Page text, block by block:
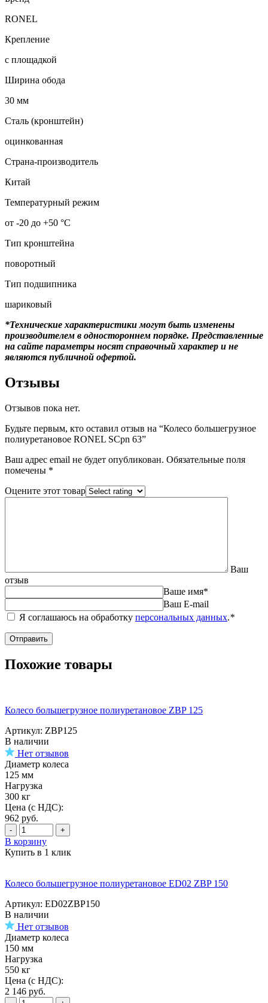
RONEL
Крепление
с площадкой
Ширина обода
30 мм
Сталь (кронштейн)
оцинкованная
Страна-производитель
Китай
Температурный режим
от -20 до +50 °С
Тип кронштейна
поворотный
Тип подшипника
шариковый
*Технические характеристики могут быть изменены
производителем в одностороннем порядке. Представленные
на сайте параметры носят справочный характер и не
являются публичной офертой.
Отзывы
Отзывов пока нет.
Будьте первым, кто оставил отзыв на “Колесо большегрузное
полиуретановое RONEL SCpn 63”
Ваш адрес email не будет опубликован. Обязательные поля
помечены *
Оцените этот товар
Ваш
отзыв
Ваше имя*
Ваш E-mail
Я соглашаюсь на обработку персональных данных.*
Похожие товары
Колесо большегрузное полиуретановое ZBP 125
Артикул: ZBP125
В наличии
Нет отзывов
Диаметр колеса
125 мм
Нагрузка
300 кг
Цена (с НДС):
962 руб.
- +
В корзину
Купить в 1 клик
Колесо большегрузное полиуретановое ED02 ZBP 150
Артикул: ED02ZBP150
В наличии
Нет отзывов
Диаметр колеса
150 мм
Нагрузка
550 кг
Цена (с НДС):
2 146 руб.